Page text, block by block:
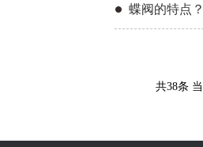
蝶阀的特点？
共38条